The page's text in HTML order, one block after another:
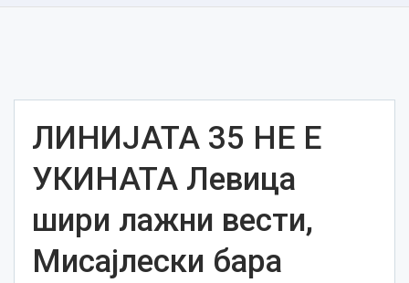
ЛИНИЈАТА 35 НЕ Е
УКИНАТА Левица
шири лажни вести,
Мисајлески бара